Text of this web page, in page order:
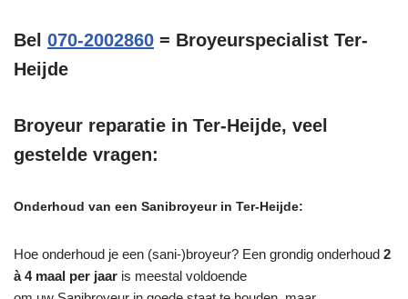
Bel 070-2002860 = Broyeurspecialist Ter-
Heijde
Broyeur reparatie in Ter-Heijde, veel
gestelde vragen:
Onderhoud van een Sanibroyeur in Ter-Heijde:
Hoe onderhoud je een (sani-)broyeur? Een grondig onderhoud 2
à 4 maal per jaar is meestal voldoende